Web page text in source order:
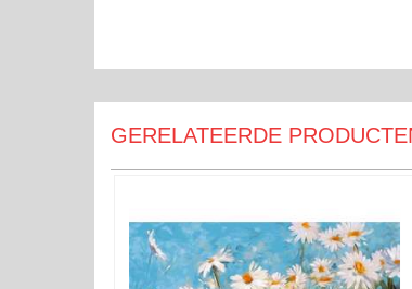
GERELATEERDE